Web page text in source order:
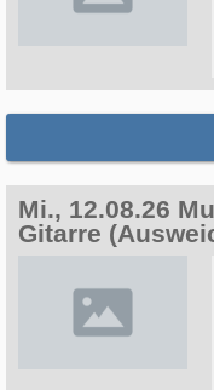
Mi., 12.08.26
Gitarre